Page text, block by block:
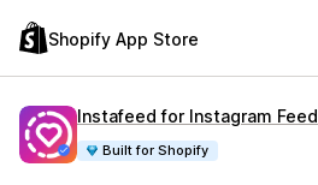
Shopify App Store
Instafeed for Instagram Feed
Built for Shopify